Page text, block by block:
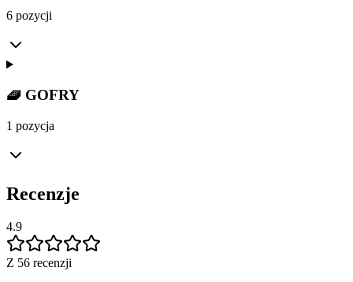
6 pozycji
🧇 GOFRY
1 pozycja
Recenzje
4.9
Z 56 recenzji